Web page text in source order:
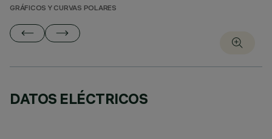
GRÁFICOS Y CURVAS POLARES
DATOS ELÉCTRICOS